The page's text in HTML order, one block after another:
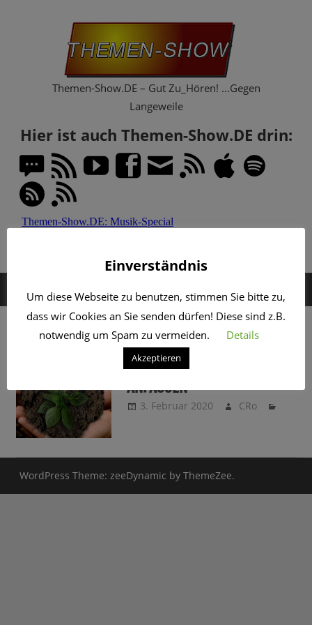
Themen-Show.DE – Gut Zu_Hören! …Gegen
Langeweile
Hier ist auch Themen-Show.DE drin:
MENÜ
SCHLAGWORT:ELEKTROBIKE
NACHHALTIGKEIT ZUM
ANFASSEN
3. Februar 2020 CRo
WordPress Theme: zeeDynamic by ThemeZee.
Einverständnis
Um diese Webseite zu benutzen, stimmen Sie bitte zu,
dass wir Cookies an Sie senden dürfen! Diese sind z.B.
notwendig um Spam zu vermeiden.
Details
Akzeptieren